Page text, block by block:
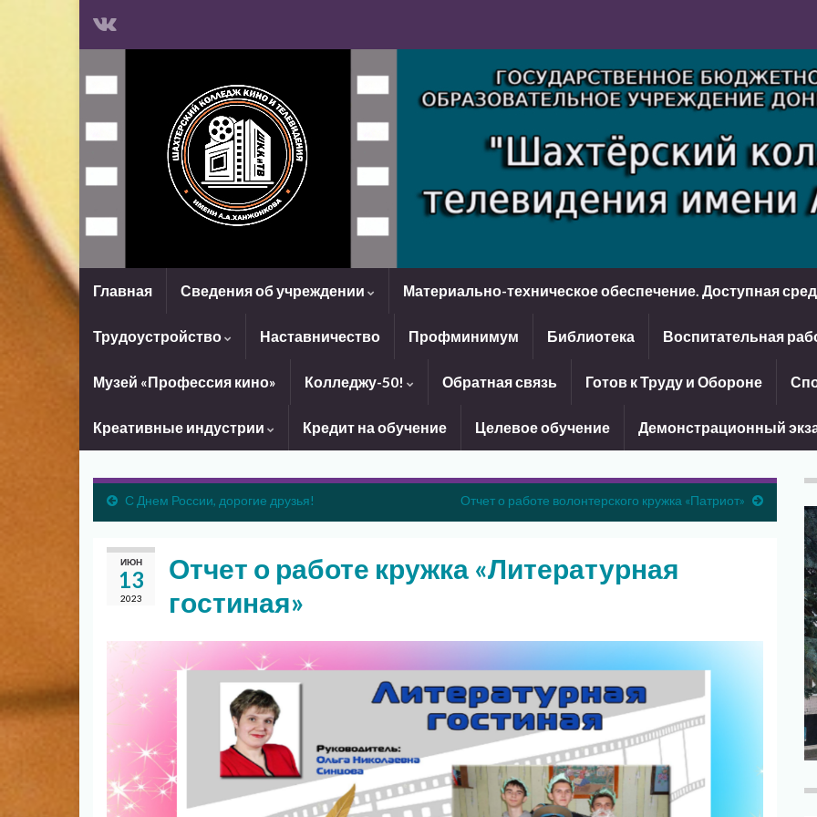
Главная Сведения об учреждении Материально-техническое обеспечение. Доступная
Трудоустройство Наставничество Профминимум Библиотека Воспитательная
Музей «Профессия кино» Колледжу-50! Обратная связь Готов к Труду и Обороне
Креативные индустрии Кредит на обучение Целевое обучение Демонстрационный
С Днем России, дорогие друзья! Отчет о работе волонтерского кружка «Патриот»
ИЮН
13
2023
Отчет о работе кружка «Литературная
гостиная»